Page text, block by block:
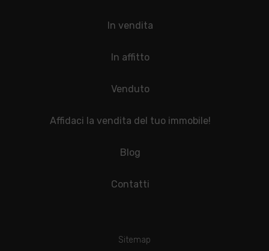
In vendita
In affitto
Venduto
Affidaci la vendita del tuo immobile!
Blog
Contatti
Sitemap